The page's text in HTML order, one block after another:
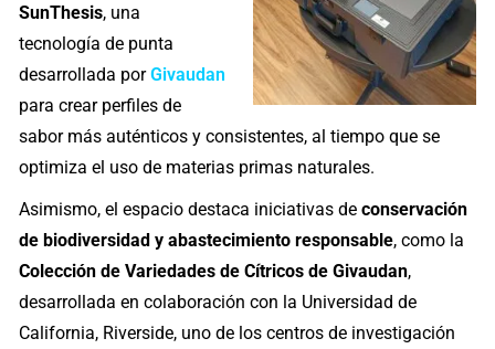
SunThesis, una
tecnología de punta
desarrollada porGivaudan
para crear perfiles de
sabor más auténticos y consistentes, al tiempo que se
optimiza el uso de materias primas naturales.
Asimismo, el espacio destaca iniciativas deconservación
de biodiversidad y abastecimiento responsable, como la
Colección de Variedades de Cítricos de Givaudan,
desarrollada en colaboración con la Universidad de
California, Riverside, uno de los centros de investigación